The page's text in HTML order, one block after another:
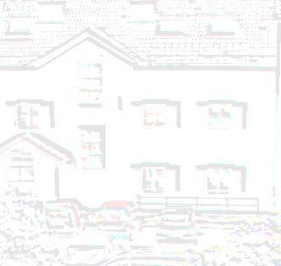
Technischer Einsatz - Telefonleitung umgestürzt -
Brandeinsatz - Brandverdacht - 14.08.2024
Technischer Einsatz - Auspumpen,
Technischer Einsatz - Hochwasser - 13.08.2024 -
Technischer Einsatz - Hochwasser - 13.08.2024 -
Technischer Einsatz - Hochwasser - 13.08.2024
Brandeinsatz - BMA - 05.08.2024
Brandeinsatz - BMA - 02.08.2024
Brandeinsatz - BMA - 02.08.2024
Technischer Einsatz - Personenrettung aus Lift -